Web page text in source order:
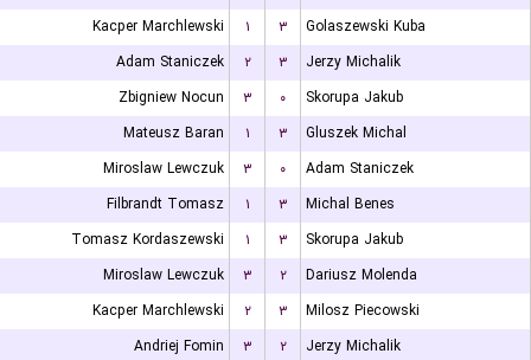
Kacper Marchlewski
۱ ۳
Golaszewski Kuba
Adam Staniczek
۲ ۳
Jerzy Michalik
Zbigniew Nocun
۳ ۰
Skorupa Jakub
Mateusz Baran
۱ ۳
Gluszek Michal
Miroslaw Lewczuk
۳ ۰
Adam Staniczek
Filbrandt Tomasz
۱ ۳
Michal Benes
Tomasz Kordaszewski
۱ ۳
Skorupa Jakub
Miroslaw Lewczuk
۳ ۲
Dariusz Molenda
Kacper Marchlewski
۲ ۳
Milosz Piecowski
Andriej Fomin
۳ ۲ Jerzy Michalik